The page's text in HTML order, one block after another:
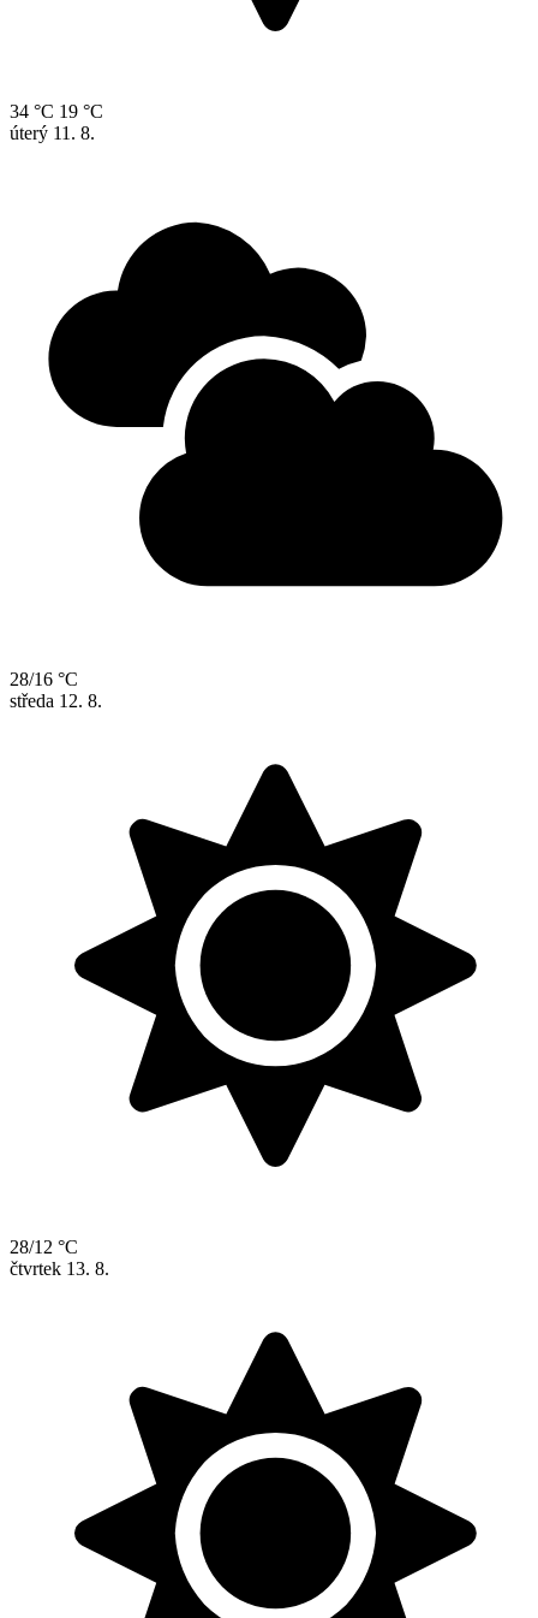
34 °C 19 °C
úterý 11. 8.
28/16 °C
středa 12. 8.
28/12 °C
čtvrtek 13. 8.